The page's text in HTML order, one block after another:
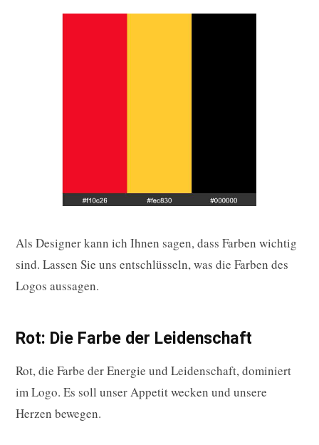
Als Designer kann ich Ihnen sagen, dass Farben wichtig
sind. Lassen Sie uns entschlüsseln, was die Farben des
Logos aussagen.
Rot: Die Farbe der Leidenschaft
Rot, die Farbe der Energie und Leidenschaft, dominiert
im Logo. Es soll unser Appetit wecken und unsere
Herzen bewegen.